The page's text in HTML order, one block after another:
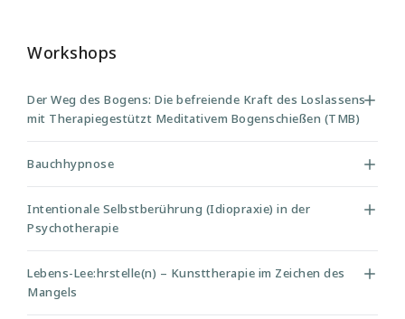
Workshops
Der Weg des Bogens: Die befreiende Kraft des Loslassens
mit Therapiegestützt Meditativem Bogenschießen (TMB)
Bauchhypnose
Intentionale Selbstberührung (Idiopraxie) in der
Psychotherapie
Lebens-Lee:hrstelle(n) – Kunsttherapie im Zeichen des
Mangels